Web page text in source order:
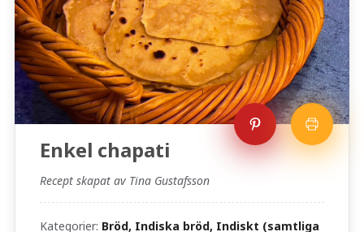
Enkel chapati
Recept skapat av Tina Gustafsson
Kategorier: Bröd, Indiska bröd, Indiskt (samtliga